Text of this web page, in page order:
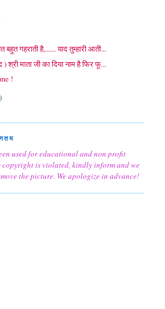
बहुत गहराती है,...... याद तुम्हारी आती...
) श्री माता जी का दिया नाम है फिर फू...
!
used for educational and non profit
is violated, kindly inform and we
the picture. We apologize in advance!